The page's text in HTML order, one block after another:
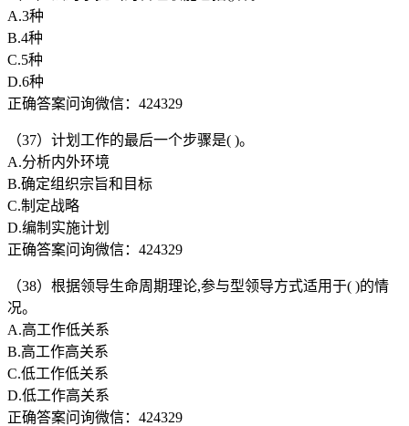
A.3种
B.4种
C.5种
D.6种
正确答案问询微信：424329
（37）计划工作的最后一个步骤是( )。
A.分析内外环境
B.确定组织宗旨和目标
C.制定战略
D.编制实施计划
正确答案问询微信：424329
（38）根据领导生命周期理论,参与型领导方式适用于( )的情
况。
A.高工作低关系
B.高工作高关系
C.低工作低关系
D.低工作高关系
正确答案问询微信：424329